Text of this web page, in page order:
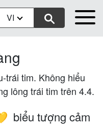
VI
trái tim. Không hiểu
lông trái tim trên 4.4.
biểu tượng cảm